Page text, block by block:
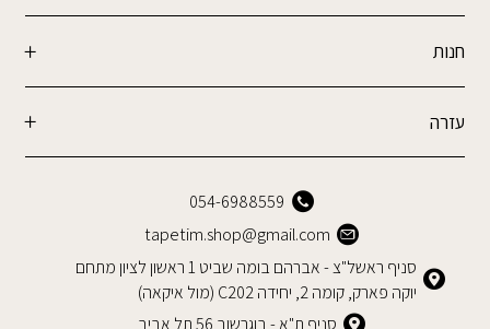
חנות
עזרה
054-6988559
tapetim.shop@gmail.com
סניף ראשל"צ - אברהם בומה שביט 1 ראשון לציון מתחם
יוקה פארק, קומה 2, יחידה C202 (מול איקאה)
סניף ת"א - בוגרשוב 56 תל אביב